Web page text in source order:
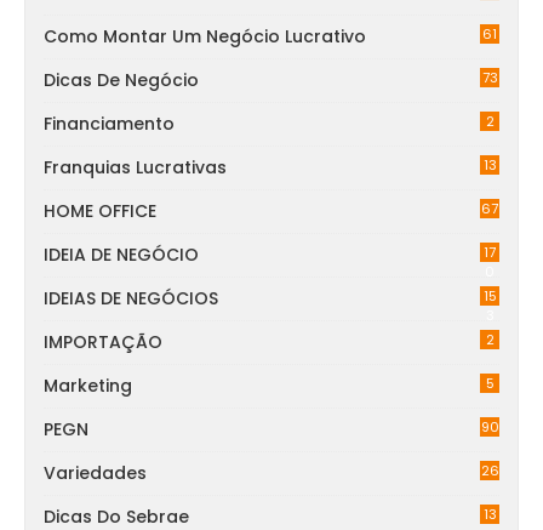
Como Montar Um Negócio Lucrativo 61
Dicas De Negócio 73
Financiamento 2
Franquias Lucrativas 13
HOME OFFICE 67
IDEIA DE NEGÓCIO
17
IDEIAS DE NEGÓCIOS
15
IMPORTAÇÃO 2
Marketing 5
PEGN 90
Variedades 26
Dicas Do Sebrae 13